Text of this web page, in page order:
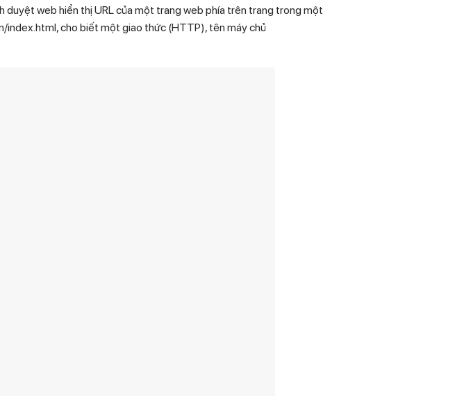
web hiển thị URL của một trang web phía trên trang trong một
index.html, cho biết một giao thức (HTTP), tên máy chủ